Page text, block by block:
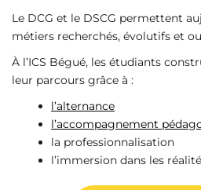
Le DCG et le DSCG permettent
métiers recherchés, évolutifs et
À l’ICS Bégué, les étudiants
leur parcours grâce à :
l’alternance
l’accompagnement
la professionnalisation
l’immersion dans les